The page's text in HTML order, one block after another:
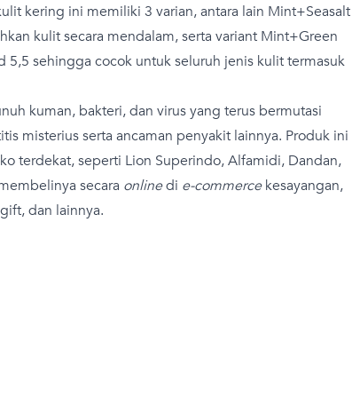
kering ini memiliki 3 varian, antara lain Mint+Seasalt
kulit secara mendalam, serta variant Mint+Green
5,5 sehingga cocok untuk seluruh jenis kulit termasuk
kuman, bakteri, dan virus yang terus bermutasi
misterius serta ancaman penyakit lainnya. Produk ini
terdekat, seperti Lion Superindo, Alfamidi, Dandan,
secara onlinedi e-commercekesayangan,
dan lainnya.